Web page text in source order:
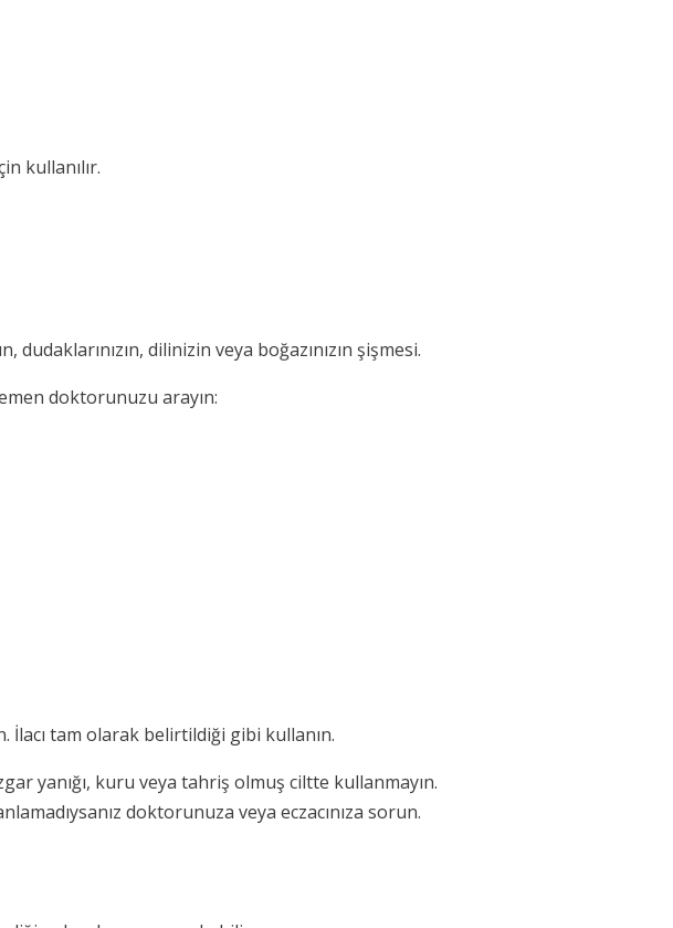
kullanılır.
dilinizin veya boğazınızın şişmesi.
doktorunuzu arayın:
İlacı tam olarak belirtildiği gibi kullanın.
yanığı, kuru veya tahriş olmuş ciltte kullanmayın.
doktorunuza veya eczacınıza sorun.